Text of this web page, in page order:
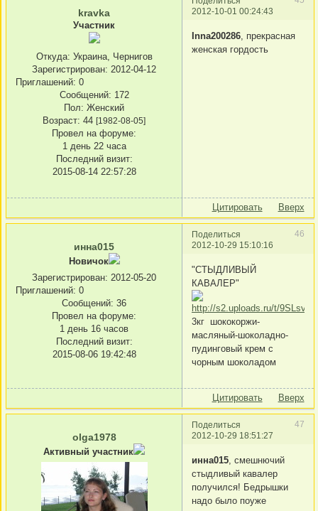
2012-10-01 00:24:43
kravka
Участник
Откуда: Украина, Чернигов
Зарегистрирован: 2012-04-12
Приглашений: 0
Сообщений: 172
Пол: Женский
Возраст: 44 [1982-08-05]
Провел на форуме:
1 день 22 часа
Последний визит:
2015-08-14 22:57:28
Inna200286, прекрасная
женская гордость
Цитировать Вверх
Поделиться
46
2012-10-29 15:10:16
инна015
Новичок
Зарегистрирован: 2012-05-20
Приглашений: 0
Сообщений: 36
Провел на форуме:
1 день 16 часов
Последний визит:
2015-08-06 19:42:48
"СТЫДЛИВЫЙ
КАВАЛЕР"
3кг шококоржи-
масляный-шоколадно-
пудинговый крем с
чорным шоколадом
Цитировать Вверх
Поделиться
47
2012-10-29 18:51:27
olga1978
Активный участник
инна015, смешнючий
стыдливый кавалер
получился! Бедрышки
надо было поуже